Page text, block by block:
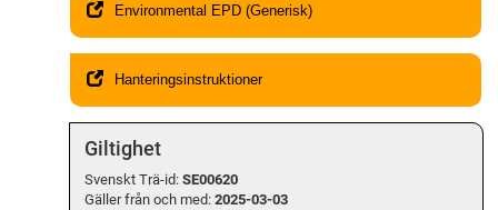
Environmental EPD (Generisk)
Hanteringsinstruktioner
Giltighet
Svenskt Trä-id: SE00620
Gäller från och med:2025-03-03